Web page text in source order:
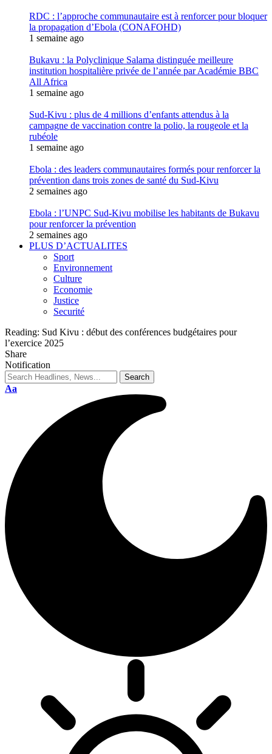
RDC : l’approche communautaire est à renforcer pour bloquer
la propagation d’Ebola (CONAFOHD)
1 semaine ago
Bukavu : la Polyclinique Salama distinguée meilleure
institution hospitalière privée de l’année par Académie BBC
All Africa
1 semaine ago
Sud-Kivu : plus de 4 millions d’enfants attendus à la
campagne de vaccination contre la polio, la rougeole et la
rubéole
1 semaine ago
Ebola : des leaders communautaires formés pour renforcer la
prévention dans trois zones de santé du Sud-Kivu
2 semaines ago
Ebola : l’UNPC Sud-Kivu mobilise les habitants de Bukavu
pour renforcer la prévention
2 semaines ago
PLUS D’ACTUALITES
Sport
Environnement
Culture
Economie
Justice
Securité
Reading: Sud Kivu : début des conférences budgétaires pour
l’exercice 2025
Share
Notification
Aa